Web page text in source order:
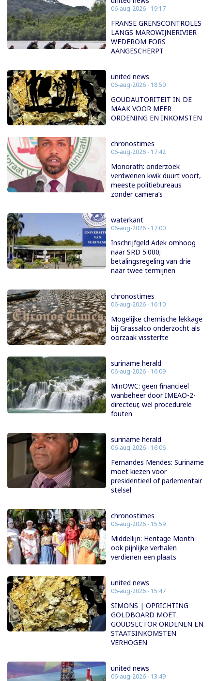
06-aug-2026 - 19:17
FRANSE GRENSCONTROLES
LANGS MAROWIJNERIVIER
WEDEROM FORS
AANGESCHERPT
united news
06-aug-2026 - 18:50
GOUDAUTORITEIT IN DE
MAAK VOOR MEER
ORDENING EN INKOMSTEN
chronostimes
06-aug-2026 - 17:42
Monorath: onderzoek
verdwenen kwik duurt voort,
meeste politiebureaus
zonder camera’s
waterkant
06-aug-2026 - 17:00
Inschrijfgeld Adek omhoog
naar SRD 5.000;
betalingsregeling van drie
naar twee termijnen
chronostimes
06-aug-2026 - 16:10
Mogelijke chemische lekkage
bij Grassalco onderzocht als
oorzaak vissterfte
suriname herald
06-aug-2026 - 16:09
MinOWC: geen financieel
wanbeheer door IMEAO-2-
directeur, wel procedurele
fouten
suriname herald
06-aug-2026 - 16:06
Fernandes Mendes: Suriname
moet kiezen voor
presidentieel of parlementair
stelsel
chronostimes
06-aug-2026 - 15:59
Middellijn: Heritage Month-
ook pijnlijke verhalen
verdienen een plaats
united news
06-aug-2026 - 15:47
SIMONS | OPRICHTING
GOLDBOARD MOET
GOUDSECTOR ORDENEN EN
STAATSINKOMSTEN
VERHOGEN
united news
06-aug-2026 - 13:49